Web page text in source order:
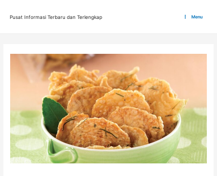
Pusat Informasi Terbaru dan Terlengkap Menu